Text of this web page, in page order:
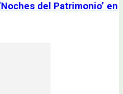
del Patrimonio’ en